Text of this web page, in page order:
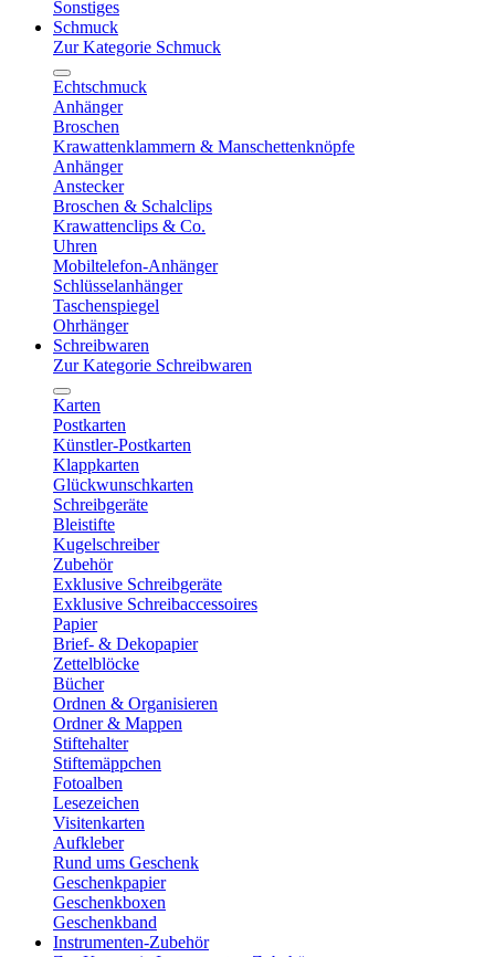
Sonstiges
Schmuck
Zur Kategorie Schmuck
Echtschmuck
Anhänger
Broschen
Krawattenklammern & Manschettenknöpfe
Anhänger
Anstecker
Broschen & Schalclips
Krawattenclips & Co.
Uhren
Mobiltelefon-Anhänger
Schlüsselanhänger
Taschenspiegel
Ohrhänger
Schreibwaren
Zur Kategorie Schreibwaren
Karten
Postkarten
Künstler-Postkarten
Klappkarten
Glückwunschkarten
Schreibgeräte
Bleistifte
Kugelschreiber
Zubehör
Exklusive Schreibgeräte
Exklusive Schreibaccessoires
Papier
Brief- & Dekopapier
Zettelblöcke
Bücher
Ordnen & Organisieren
Ordner & Mappen
Stiftehalter
Stiftemäppchen
Fotoalben
Lesezeichen
Visitenkarten
Aufkleber
Rund ums Geschenk
Geschenkpapier
Geschenkboxen
Geschenkband
Instrumenten-Zubehör